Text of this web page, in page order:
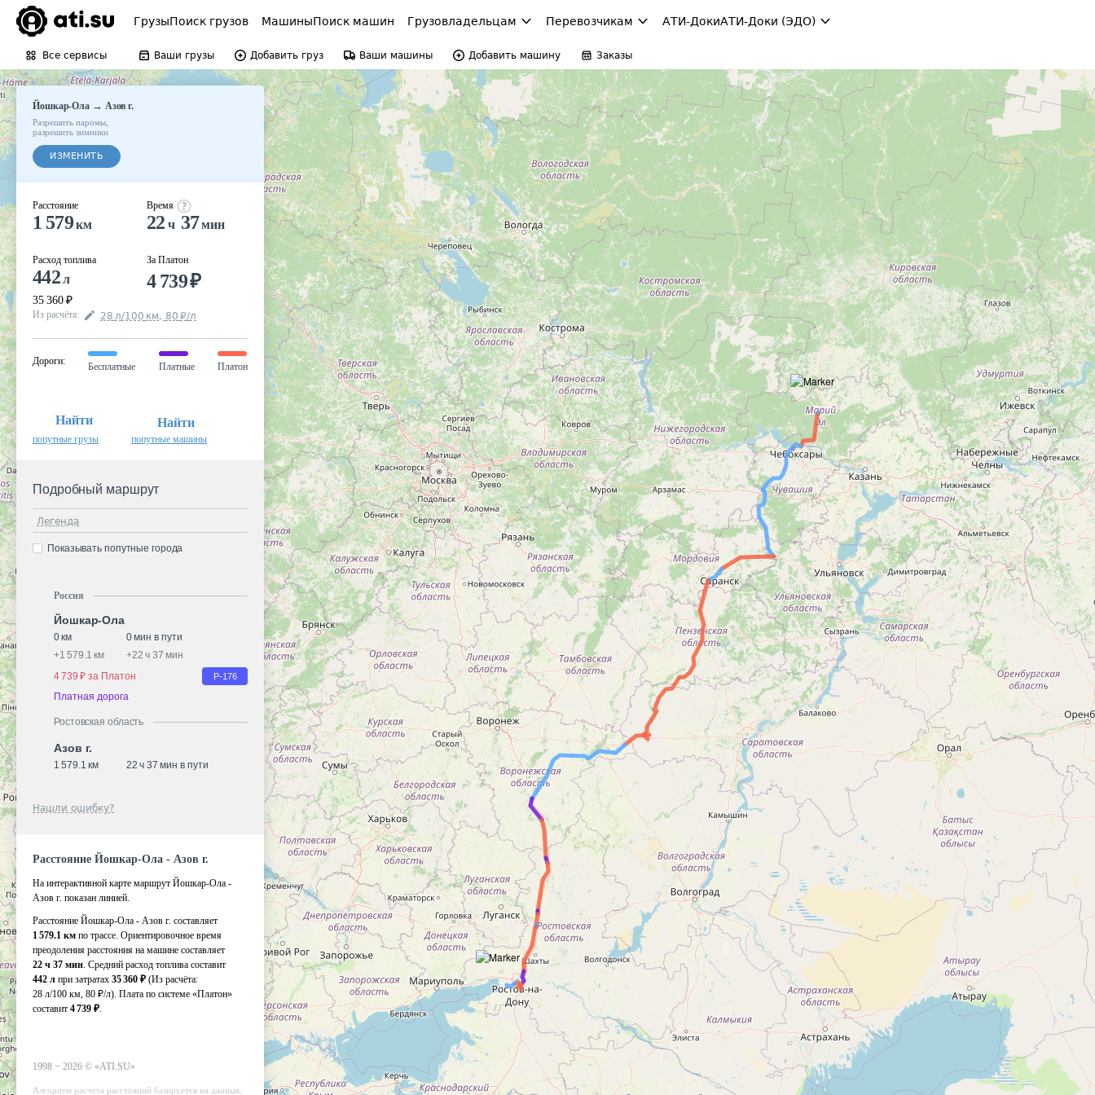
ГрузыПоиск грузов МашиныПоиск машин Грузовладельцам Перевозчикам АТИ-ДокиАТИ-Доки (ЭДО)
Все сервисы Ваши грузы Добавить груз Ваши машины Добавить машину Заказы
Йошкар-Ола → Азов г.
Разрешить паромы
разрешить зимники
ИЗМЕНИТЬ
Расстояние
1 579км
Расход топлива
442л
35 360 ₽
Время
22 ч 37мин
За Платон
4 739₽
Из расчёта: 28 л/100 км, 80 ₽/л
Дороги:
Бесплатные Платные Платон
Найти
попутные грузы
Найти
попутные машины
Подробный маршрут
Легенда
Показывать попутные города
Россия
Йошкар-Ола
0 км
0 мин в пути
+1 579.1 км +22 ч 37 мин
4 739 ₽ за Платон
Р-176
Платная дорога
Ростовская область
Азов г.
1 579.1 км 22 ч 37 мин в пути
Нашли ошибку?
Расстояние Йошкар-Ола - Азов г.
На интерактивной карте маршрут Йошкар-Ола -
Азов г. показан линией.
Расстояние Йошкар-Ола - Азов г. составляет
1 579.1 км по трассе. Ориентировочное время
преодоления расстояния на машине составляет
22 ч 37 мин. Средний расход топлива составит
442 л при затратах 35 360 ₽ (Из расчёта:
28 л/100 км, 80 ₽/л). Плата по системе «Платон»
составит 4 739 ₽.
1998 − 2026 © «ATI.SU»
Алгоритм расчета расстояний базируется на данных,